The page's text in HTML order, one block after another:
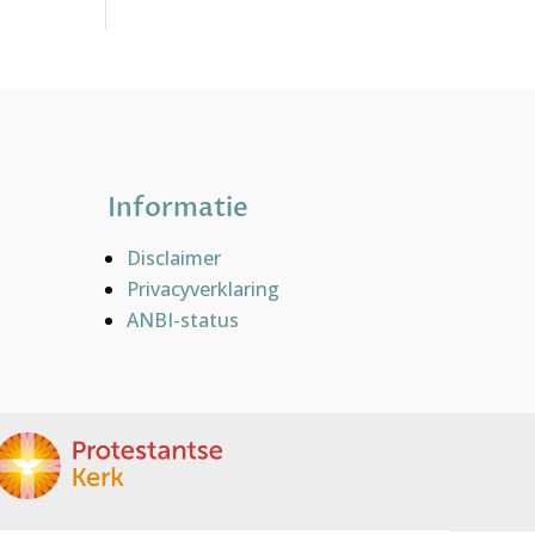
Informatie
Disclaimer
Privacyverklaring
ANBI-status